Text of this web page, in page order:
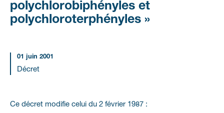
polychlorobiphényles et
polychloroterphényles »
01 juin 2001
Décret
Ce décret modifie celui du 2 février 1987 :